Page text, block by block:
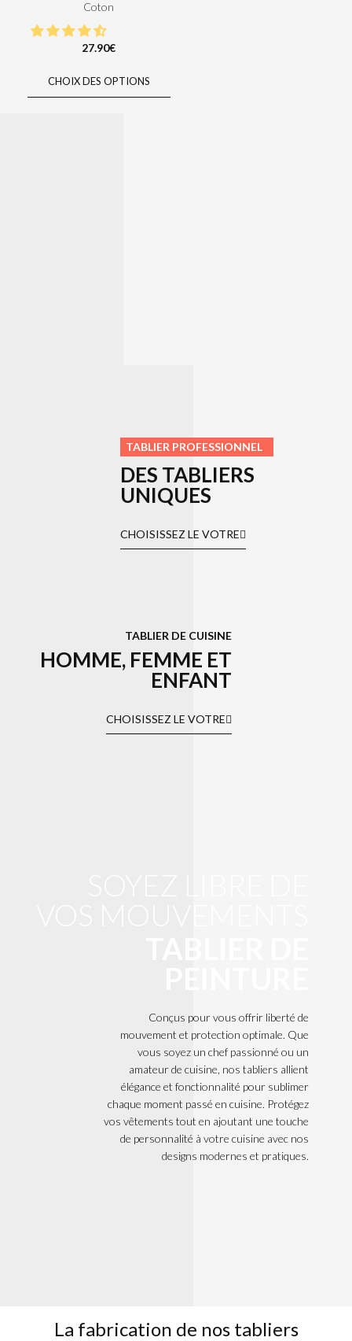
Coton
27.90€
CHOIX DES OPTIONS
TABLIER PROFESSIONNEL
DES TABLIERS
UNIQUES
CHOISISSEZ LE VOTRE
TABLIER DE CUISINE
HOMME, FEMME ET
ENFANT
CHOISISSEZ LE VOTRE
Conçus pour vous offrir liberté de
mouvement et protection optimale. Que
vous soyez un chef passionné ou un
amateur de cuisine, nos tabliers allient
élégance et fonctionnalité pour sublimer
chaque moment passé en cuisine. Protégez
vos vêtements tout en ajoutant une touche
de personnalité à votre cuisine avec nos
designs modernes et pratiques.
La fabrication de nos tabliers